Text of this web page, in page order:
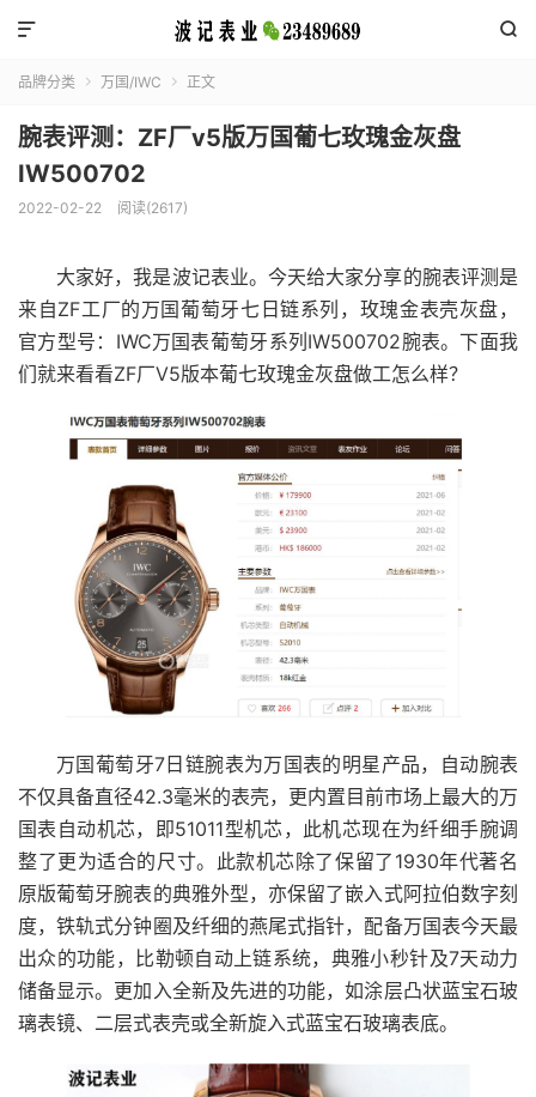


品牌分类  万国/IWC  正文
腕表评测：ZF厂v5版万国葡七玫瑰金灰盘
IW500702
2022-02-22 阅读(2617)
大家好，我是波记表业。今天给大家分享的腕表评测是
来自ZF工厂的万国葡萄牙七日链系列，玫瑰金表壳灰盘，
官方型号：IWC万国表葡萄牙系列IW500702腕表。下面我
们就来看看ZF厂V5版本葡七玫瑰金灰盘做工怎么样？
万国葡萄牙7日链腕表为万国表的明星产品，自动腕表
不仅具备直径42.3毫米的表壳，更内置目前市场上最大的万
国表自动机芯，即51011型机芯，此机芯现在为纤细手腕调
整了更为适合的尺寸。此款机芯除了保留了1930年代著名
原版葡萄牙腕表的典雅外型，亦保留了嵌入式阿拉伯数字刻
度，铁轨式分钟圈及纤细的燕尾式指针，配备万国表今天最
出众的功能，比勒顿自动上链系统，典雅小秒针及7天动力
储备显示。更加入全新及先进的功能，如涂层凸状蓝宝石玻
璃表镜、二层式表壳或全新旋入式蓝宝石玻璃表底。